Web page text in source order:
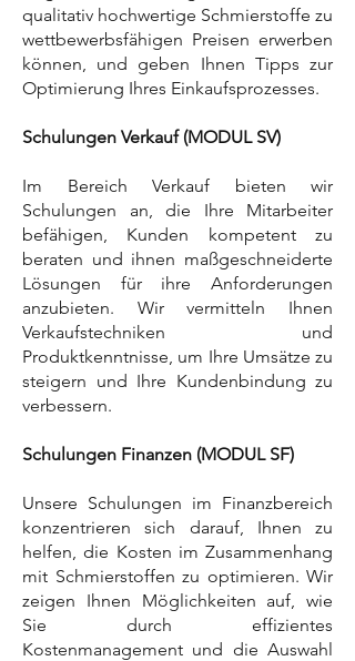
qualitativ hochwertige Schmierstoffe zu
wettbewerbsfähigen Preisen erwerben
können, und geben Ihnen Tipps zur
Optimierung Ihres Einkaufsprozesses.
Schulungen Verkauf (MODUL SV)
Im Bereich Verkauf bieten wir
Schulungen an, die Ihre Mitarbeiter
befähigen, Kunden kompetent zu
beraten und ihnen maßgeschneiderte
Lösungen für ihre Anforderungen
anzubieten. Wir vermitteln Ihnen
Verkaufstechniken und
Produktkenntnisse, um Ihre Umsätze zu
steigern und Ihre Kundenbindung zu
verbessern.
Schulungen Finanzen (MODUL SF)
Unsere Schulungen im Finanzbereich
konzentrieren sich darauf, Ihnen zu
helfen, die Kosten im Zusammenhang
mit Schmierstoffen zu optimieren. Wir
zeigen Ihnen Möglichkeiten auf, wie
Sie durch effizientes
Kostenmanagement und die Auswahl